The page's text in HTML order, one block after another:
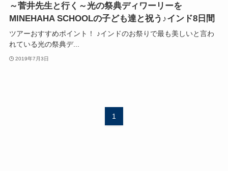
～菅井先生と行く～光の祭典ディワーリーを
MINEHAHA SCHOOLの子ども達と祝う♪インド8日間
ツアーおすすめポイント！ ♪インドのお祭りで最も美しいと言わ
れている光の祭典デ...
2019年7月3日
1